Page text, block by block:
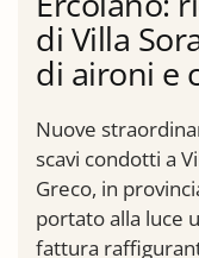
di Villa
di aironi e
Nuove
scavi condotti a
Greco, in
portato alla luce
fattura